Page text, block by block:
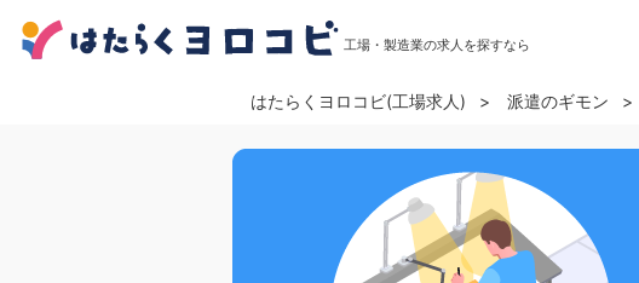
工場・製造業の求人を探すなら
はたらくヨロコビ(工場求人) 派遣のギモン